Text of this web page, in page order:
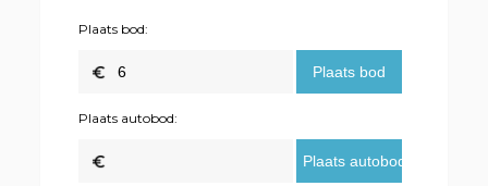
Plaats bod:
Plaats autobod: